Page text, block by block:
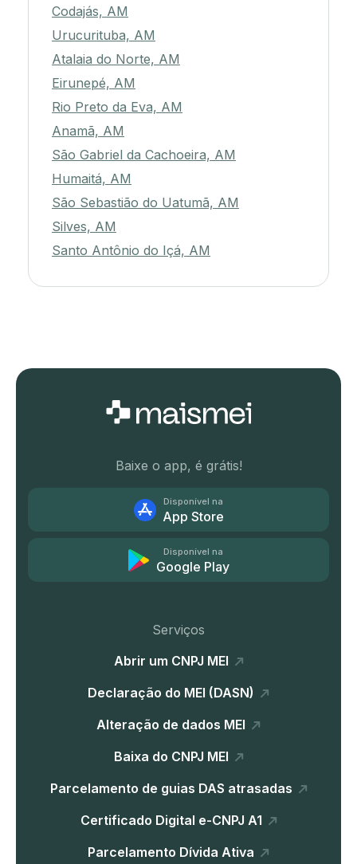
Codajás, AM
Urucurituba, AM
Atalaia do Norte, AM
Eirunepé, AM
Rio Preto da Eva, AM
Anamã, AM
São Gabriel da Cachoeira, AM
Humaitá, AM
São Sebastião do Uatumã, AM
Silves, AM
Santo Antônio do Içá, AM
Baixe o app, é grátis!
Disponível na
App Store
Disponível na
Google Play
Serviços
Abrir um CNPJ MEI
Declaração do MEI (DASN)
Alteração de dados MEI
Baixa do CNPJ MEI
Parcelamento de guias DAS atrasadas
Certificado Digital e-CNPJ A1
Parcelamento Dívida Ativa